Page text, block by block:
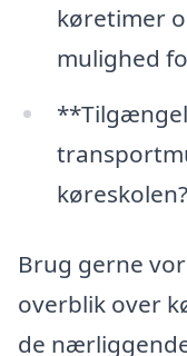
køretimer
mulighed
køreskolen?
Brug gerne
overblik over
de